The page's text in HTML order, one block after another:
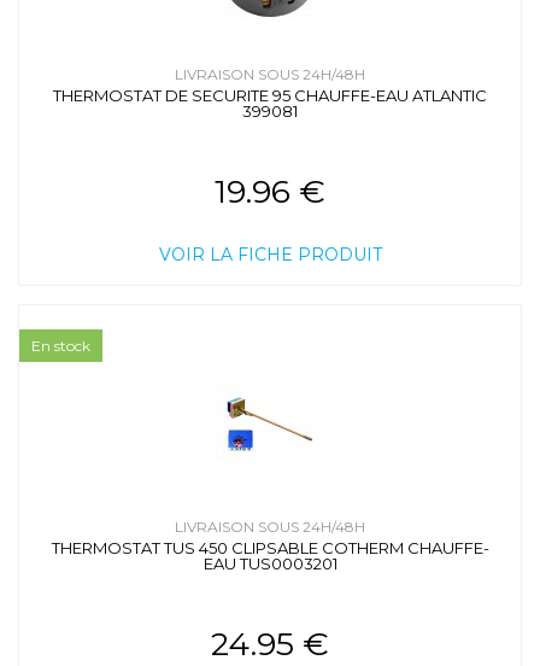
LIVRAISON SOUS 24H/48H
THERMOSTAT DE SECURITE 95 CHAUFFE-EAU ATLANTIC
399081
19.96 €
VOIR LA FICHE PRODUIT
LIVRAISON SOUS 24H/48H
THERMOSTAT TUS 450 CLIPSABLE COTHERM CHAUFFE-
EAU TUS0003201
24.95 €
En stock